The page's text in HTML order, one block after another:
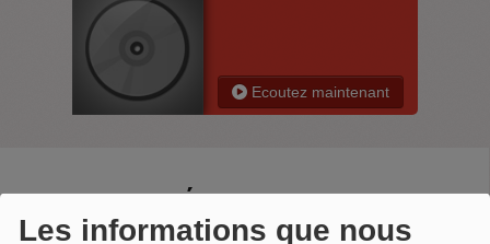
Les informations que nous
Ecoutez maintenant
EMISSION SPÉCIALE # 13